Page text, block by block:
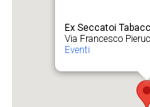
Ex Seccatoi
Via Francesco
Eventi